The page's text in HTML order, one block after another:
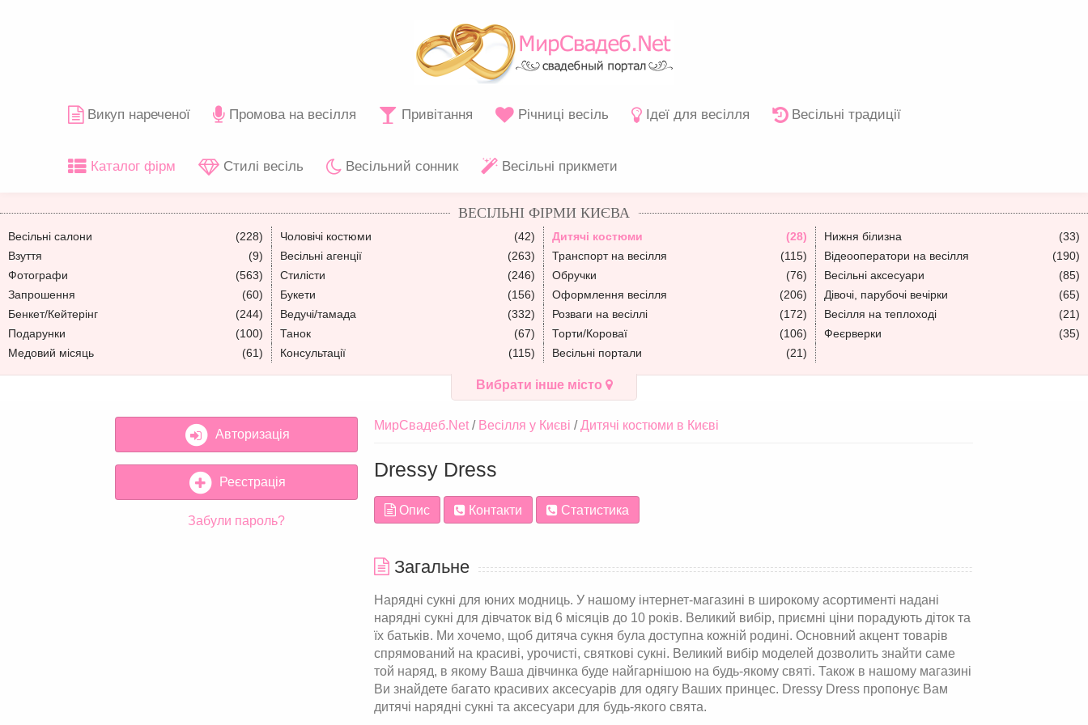
Викуп нареченої Промова на весілля Привітання Річниці весіль Ідеї для весілля Весільні традиції
Каталог фірм Стилі весіль Весільний сонник Весільні прикмети
ВЕСІЛЬНІ ФІРМИ КИЄВА
Весільні салони (228) Чоловічі костюми (42) Дитячі костюми (28) Нижня білизна
(33)
Взуття
(9) Весільні агенції (263) Транспорт на весілля (115) Відеооператори на весілля
(190)
Фотографи
(563) Стилісти (246) Обручки (76) Весільні аксесуари
(85)
Запрошення
(60) Букети (156) Оформлення весілля (206) Дівочі, парубочі вечірки
(65)
Бенкет/Кейтерінг
(244) Ведучі/тамада (332) Розваги на весіллі (172) Весілля на теплоході
(21)
Подарунки
(100) Танок (67) Торти/Короваї (106) Феєрверки
(35)
Медовий місяць
(61) Консультації (115) Весільні портали (21)
Вибрати інше місто
МирСвадеб.Net Весілля у Києві Дитячі костюми в Києві
Dressy Dress
Опис Контакти Статистика
Загальне
Нарядні сукні для юних модниць. У нашому інтернет-магазині в широкому асортименті надані
нарядні сукні для дівчаток від 6 місяців до 10 років. Великий вибір, приємні ціни порадують діток та
їх батьків. Ми хочемо, щоб дитяча сукня була доступна кожній родині. Основний акцент товарів
спрямований на красиві, урочисті, святкові сукні. Великий вибір моделей дозволить знайти саме
той наряд, в якому Ваша дівчинка буде найгарнішою на будь-якому святі. Також в нашому магазині
Ви знайдете багато красивих аксесуарів для одягу Ваших принцес. Dressy Dress пропонує Вам
дитячі нарядні сукні та аксесуари для будь-якого свята.
Авторизація
Реєстрація
Забули пароль?